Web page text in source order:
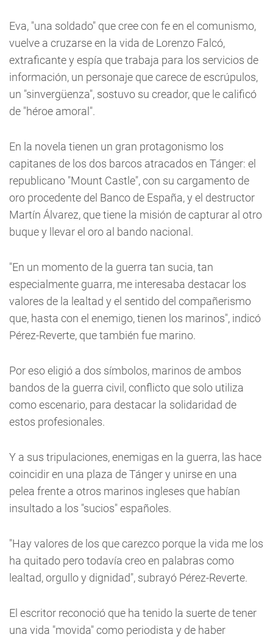
Eva, "una soldado" que cree con fe en el comunismo,
vuelve a cruzarse en la vida de Lorenzo Falcó,
extraficante y espía que trabaja para los servicios de
información, un personaje que carece de escrúpulos,
un "sinvergüenza", sostuvo su creador, que le calificó
de "héroe amoral".
En la novela tienen un gran protagonismo los
capitanes de los dos barcos atracados en Tánger: el
republicano "Mount Castle", con su cargamento de
oro procedente del Banco de España, y el destructor
Martín Álvarez, que tiene la misión de capturar al otro
buque y llevar el oro al bando nacional.
"En un momento de la guerra tan sucia, tan
especialmente guarra, me interesaba destacar los
valores de la lealtad y el sentido del compañerismo
que, hasta con el enemigo, tienen los marinos", indicó
Pérez-Reverte, que también fue marino.
Por eso eligió a dos símbolos, marinos de ambos
bandos de la guerra civil, conflicto que solo utiliza
como escenario, para destacar la solidaridad de
estos profesionales.
Y a sus tripulaciones, enemigas en la guerra, las hace
coincidir en una plaza de Tánger y unirse en una
pelea frente a otros marinos ingleses que habían
insultado a los "sucios" españoles.
"Hay valores de los que carezco porque la vida me los
ha quitado pero todavía creo en palabras como
lealtad, orgullo y dignidad", subrayó Pérez-Reverte.
El escritor reconoció que ha tenido la suerte de tener
una vida "movida" como periodista y de haber